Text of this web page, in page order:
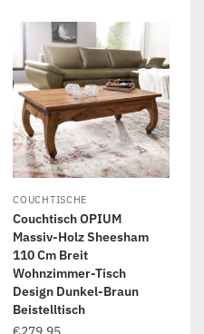
COUCHTISCHE
Couchtisch OPIUM
Massiv-Holz Sheesham
110 Cm Breit
Wohnzimmer-Tisch
Design Dunkel-Braun
Beistelltisch